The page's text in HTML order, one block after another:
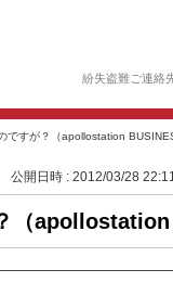
紛失盗難ご連絡
ですが？（apollostation
公開日時 : 2012/03/28
（